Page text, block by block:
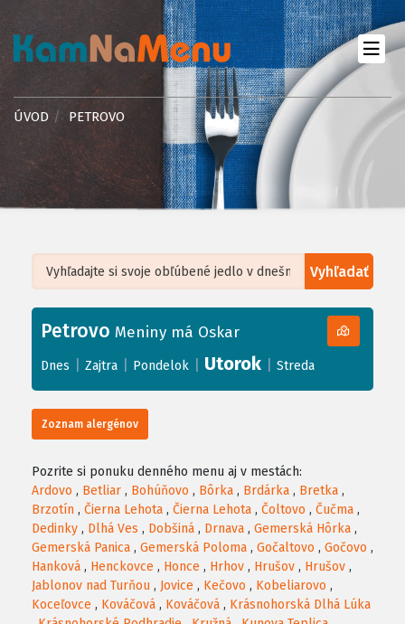
ÚVOD PETROVO
Vyhľadať
+
−
Leaflet| ©OpenStreetMap, Tiles courtesy ofHumanitarian OpenStreetMap
Petrovo Meniny má Oskar
Dnes Zajtra Pondelok Utorok Streda
Zoznam alergénov
Pozrite si ponuku denného menu aj v mestách:
Ardovo , Betliar , Bohúňovo , Bôrka , Brdárka , Bretka ,
Brzotín , Čierna Lehota , Čierna Lehota , Čoltovo , Čučma ,
Dedinky , Dlhá Ves , Dobšiná , Drnava , Gemerská Hôrka ,
Gemerská Panica , Gemerská Poloma , Gočaltovo , Gočovo ,
Hanková , Henckovce , Honce , Hrhov , Hrušov , Hrušov ,
Jablonov nad Turňou , Jovice , Kečovo , Kobeliarovo ,
Koceľovce , Kováčová , Kováčová , Krásnohorská Dlhá Lúka